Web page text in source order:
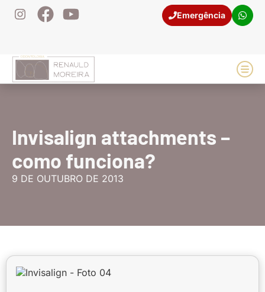
Emergência
Invisalign attachments –
como funciona?
9 DE OUTUBRO DE 2013